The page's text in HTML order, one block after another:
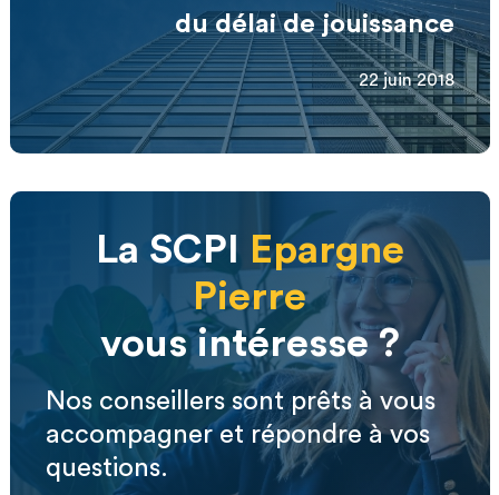
du délai de jouissance
22 juin 2018
La SCPI
Epargne
Pierre
vous intéresse ?
Nos conseillers sont prêts à vous
accompagner et répondre à vos
questions.